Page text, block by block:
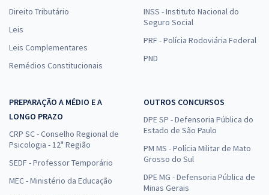
Direito Tributário
Leis
Leis Complementares
Remédios Constitucionais
INSS - Instituto Nacional do
Seguro Social
PRF - Polícia Rodoviária Federal
PND
PREPARAÇÃO A MÉDIO E A
LONGO PRAZO
CRP SC - Conselho Regional de
Psicologia - 12ª Região
SEDF - Professor Temporário
MEC - Ministério da Educação
OUTROS CONCURSOS
DPE SP - Defensoria Pública do
Estado de São Paulo
PM MS - Polícia Militar de Mato
Grosso do Sul
DPE MG - Defensoria Pública de
Minas Gerais